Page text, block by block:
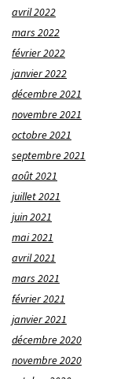
avril 2022
mars 2022
février 2022
janvier 2022
décembre 2021
novembre 2021
octobre 2021
septembre 2021
août 2021
juillet 2021
juin 2021
mai 2021
avril 2021
mars 2021
février 2021
janvier 2021
décembre 2020
novembre 2020